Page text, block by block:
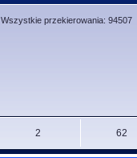
Wszystkie przekierowania: 94507
2 62